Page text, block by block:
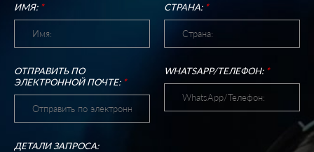
ИМЯ: * СТРАНА: *
ОТПРАВИТЬ ПО
ЭЛЕКТРОННОЙ ПОЧТЕ: *
WHATSAPP/ТЕЛЕФОН: *
ДЕТАЛИ ЗАПРОСА: